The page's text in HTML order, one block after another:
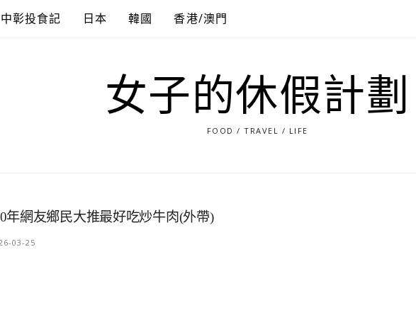
中彰投食記 日本 韓國 香港/澳門
女子的休假計劃
FOOD / TRAVEL / LIFE
年網友鄉民大推最好吃炒牛肉(外帶)
03-25